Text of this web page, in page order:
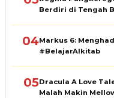
Berdiri di Tengah
04Markus 6:
#BelajarAlkitab
05Dracula A Love
Malah Makin